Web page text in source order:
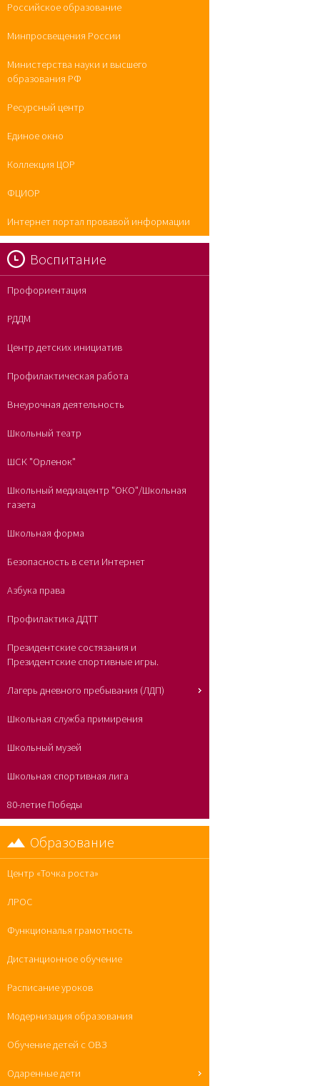
Российское образование
Минпросвещения России
Министерства науки и высшего
образования РФ
Ресурсный центр
Единое окно
Коллекция ЦОР
ФЦИОР
Интернет портал провавой информации
Воспитание
Профориентация
РДДМ
Центр детских инициатив
Профилактическая работа
Внеурочная деятельность
Школьный театр
ШСК "Орленок"
Школьный медиацентр "ОКО"/Школьная
газета
Школьная форма
Безопасность в сети Интернет
Азбука права
Профилактика ДДТТ
Президентские состязания и
Президентские спортивные игры.
Лагерь дневного пребывания (ЛДП)
Школьная служба примирения
Школьный музей
Школьная спортивная лига
80-летие Победы
Образование
Центр «Точка роста»
ЛРОС
Функциональя грамотность
Дистанционное обучение
Расписание уроков
Модернизация образования
Обучение детей с ОВЗ
Одаренные дети